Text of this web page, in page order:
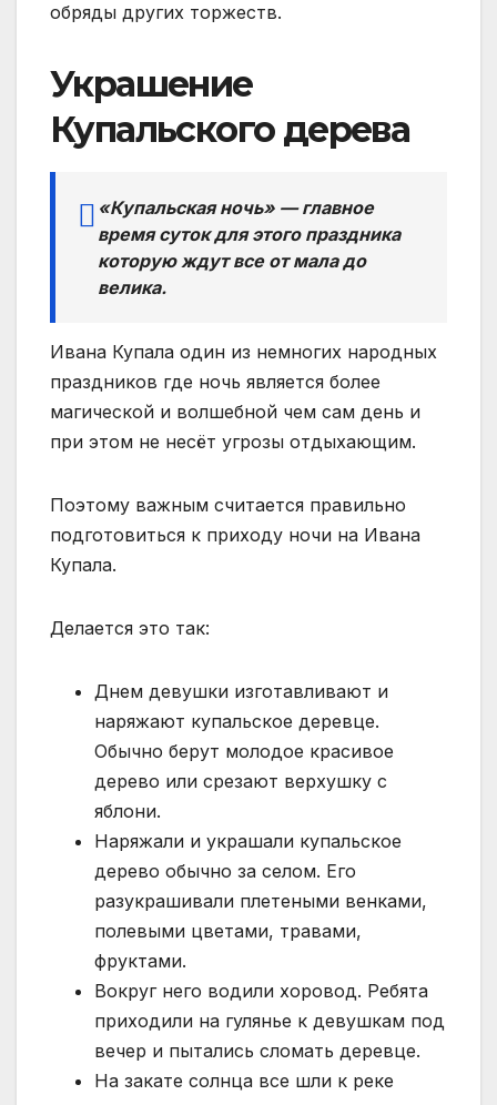
обряды других торжеств.
Украшение
Купальского дерева
«Купальская ночь» — главное
время суток для этого праздника
которую ждут все от мала до
велика.
Ивана Купала один из немногих народных
праздников где ночь является более
магической и волшебной чем сам день и
при этом не несёт угрозы отдыхающим.
Поэтому важным считается правильно
подготовиться к приходу ночи на Ивана
Купала.
Делается это так:
Днем девушки изготавливают и
наряжают купальское деревце.
Обычно берут молодое красивое
дерево или срезают верхушку с
яблони.
Наряжали и украшали купальское
дерево обычно за селом. Его
разукрашивали плетеными венками,
полевыми цветами, травами,
фруктами.
Вокруг него водили хоровод. Ребята
приходили на гулянье к девушкам под
вечер и пытались сломать деревце.
На закате солнца все шли к реке